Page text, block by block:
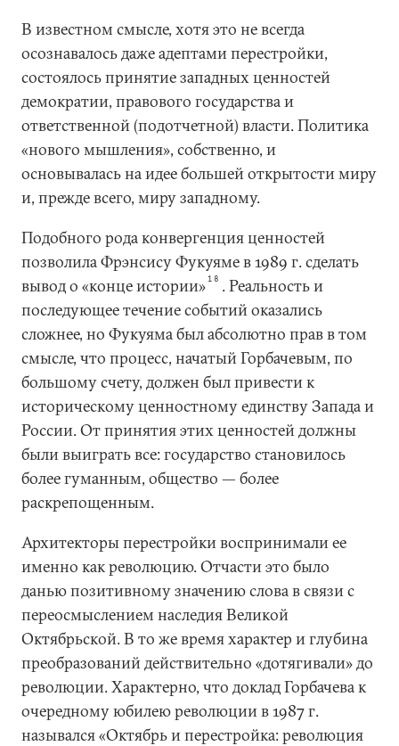
В известном смысле, хотя это не всегда
осознавалось даже адептами перестройки,
состоялось принятие западных ценностей
демократии, правового государства и
ответственной (подотчетной) власти. Политика
«нового мышления», собственно, и
основывалась на идее большей открытости миру
и, прежде всего, миру западному.
Подобного рода конвергенция ценностей
позволила Фрэнсису Фукуяме в 1989 г. сделать
вывод о «конце истории»18 . Реальность и
последующее течение событий оказались
сложнее, но Фукуяма был абсолютно прав в том
смысле, что процесс, начатый Горбачевым, по
большому счету, должен был привести к
историческому ценностному единству Запада и
России. От принятия этих ценностей должны
были выиграть все: государство становилось
более гуманным, общество — более
раскрепощенным.
Архитекторы перестройки воспринимали ее
именно как революцию. Отчасти это было
данью позитивному значению слова в связи с
переосмыслением наследия Великой
Октябрьской. В то же время характер и глубина
преобразований действительно «дотягивали» до
революции. Характерно, что доклад Горбачева к
очередному юбилею революции в 1987 г.
назывался «Октябрь и перестройка: революция